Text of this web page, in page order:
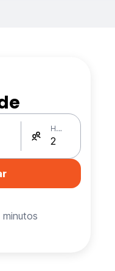
Hóspedes